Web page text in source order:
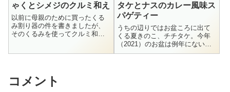
ゃくとシメジのクルミ和え
以前に母親のために買ったくる
み割り器の件を書きましたが、
そのくるみを使ってクルミ和え
せるのがポイント。よく煎った
クルミの香ばしさ...
タケとナスのカレー風味ス
パゲティー
うちの辺りではお盆ころに出て
くる夏きのこ、チチタケ。今年
（2021）のお盆は例年にない大
雨続きで、各地で洪水や土砂災
コメント